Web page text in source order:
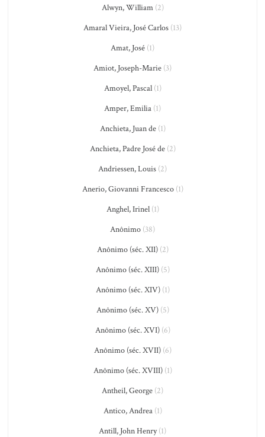
Alwyn, William(2)
Amaral Vieira, José Carlos (13)
Amat, José (1)
Amiot, Joseph-Marie (3)
Amoyel, Pascal(1)
Amper, Emilia (1)
Anchieta, Juan de(1)
Anchieta, Padre José de(2)
Andriessen, Louis (2)
Anerio, Giovanni Francesco(1)
Anghel, Irinel(1)
Anônimo (38)
Anônimo (séc. XII)(2)
Anônimo (séc. XIII)(5)
Anônimo (séc. XIV)(1)
Anônimo (séc. XV)(5)
Anônimo (séc. XVI)(6)
Anônimo (séc. XVII)(6)
Anônimo (séc. XVIII)(1)
Antheil, George (2)
Antico, Andrea(1)
Antill, John Henry(1)